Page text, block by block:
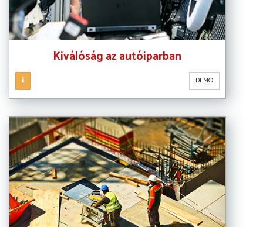
Kiválóság az autóiparban
DEMO